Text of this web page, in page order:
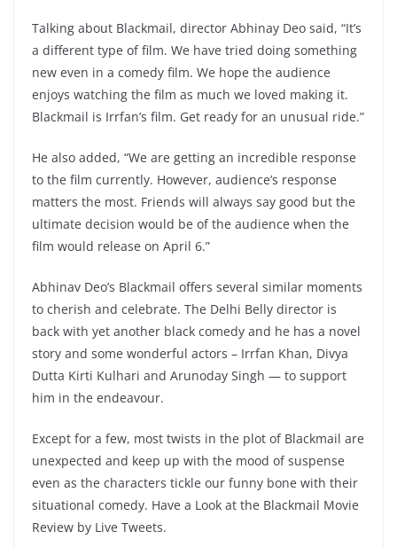
Talking about Blackmail, director Abhinay Deo said, “It’s
a different type of film. We have tried doing something
new even in a comedy film. We hope the audience
enjoys watching the film as much we loved making it.
Blackmail is Irrfan’s film. Get ready for an unusual ride.”
He also added, “We are getting an incredible response
to the film currently. However, audience’s response
matters the most. Friends will always say good but the
ultimate decision would be of the audience when the
film would release on April 6.”
Abhinav Deo’s Blackmail offers several similar moments
to cherish and celebrate. The Delhi Belly director is
back with yet another black comedy and he has a novel
story and some wonderful actors – Irrfan Khan, Divya
Dutta Kirti Kulhari and Arunoday Singh — to support
him in the endeavour.
Except for a few, most twists in the plot of Blackmail are
unexpected and keep up with the mood of suspense
even as the characters tickle our funny bone with their
situational comedy. Have a Look at the Blackmail Movie
Review by Live Tweets.